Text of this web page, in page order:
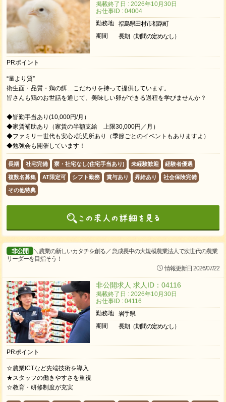
掲載終了日 : 2026年10月30日
お仕事ID : 04004
勤務地
福島県田村市都路町
期間
長期（期間の定めなし）
PRポイント
“量より質”
衛生面・品質・鶏の餌…こだわりを持って提供しています。
皆さんも鶏のお世話を通じて、美味しい卵ができる過程を学びませんか？
◆皆勤手当あり(10,000円/月）
◆家賃補助あり（家賃の半額支給 上限30,000円／月）
◆ファミリー世代も安心♪託児所あり（季節ごとのイベントもありますよ）
◆勉強会も開催しています！
長期 社宅完備 寮・社宅なし(住宅手当あり) 未経験歓迎 経験者優遇
複数名募集 AT限定可 シフト勤務 賞与あり 昇給あり 社会保険完備
その他特典
非公開
＼農業の新しいカタチを創る／ 急成長中の大規模農業法人で次世代の農業
リーダーを目指そう！
情報更新日 2026/07/22
非公開求人 求人ID：04116
掲載終了日 : 2026年10月30日
お仕事ID : 04116
勤務地
岩手県
期間
長期（期間の定めなし）
PRポイント
☆農業ICTなど先端技術を導入
★スタッフの働きやすさを重視
☆教育・研修制度が充実